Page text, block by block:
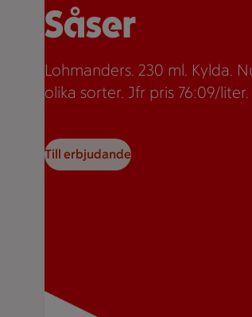
Såser
Lohmanders. 230 ml. Kylda.
olika sorter. Jfr pris 76:09/liter.
Till erbjudande